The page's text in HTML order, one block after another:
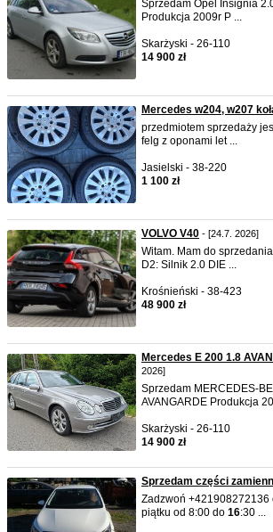
Sprzedam Opel Insignia
Produkcja 2009r P ...
Skarżyski - 26-110
14 900 zł
Mercedes w204, w207
przedmiotem sprzedaży
felg z oponami let ...
Jasielski - 38-220
1 100 zł
VOLVO V40 - [24.7. 2026]
Witam. Mam do
D2: Silnik 2.0 DIE ...
Krośnieński - 38-423
48 900 zł
Mercedes E 200 1.8
2026]
Sprzedam MERCEDES-
AVANGARDE Produkcja
Skarżyski - 26-110
14 900 zł
Sprzedam części
Zadzwoń +421908272136
piątku od 8:00 do 16:30 ...